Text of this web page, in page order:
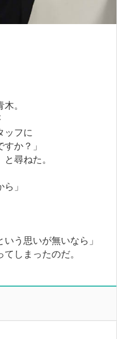
。
ッフに
か？」
尋ねた。
」
う思いが無いなら」
しまったのだ。